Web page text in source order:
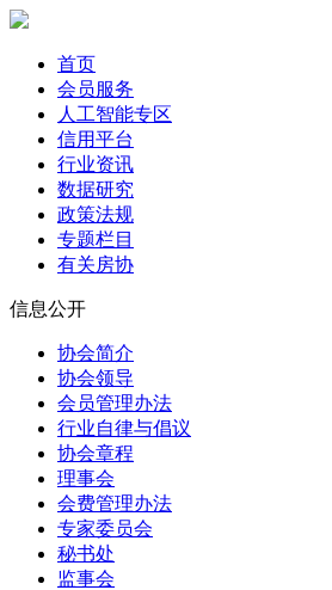
首页
会员服务
人工智能专区
信用平台
行业资讯
数据研究
政策法规
专题栏目
有关房协
信息公开
协会简介
协会领导
会员管理办法
行业自律与倡议
协会章程
理事会
会费管理办法
专家委员会
秘书处
监事会